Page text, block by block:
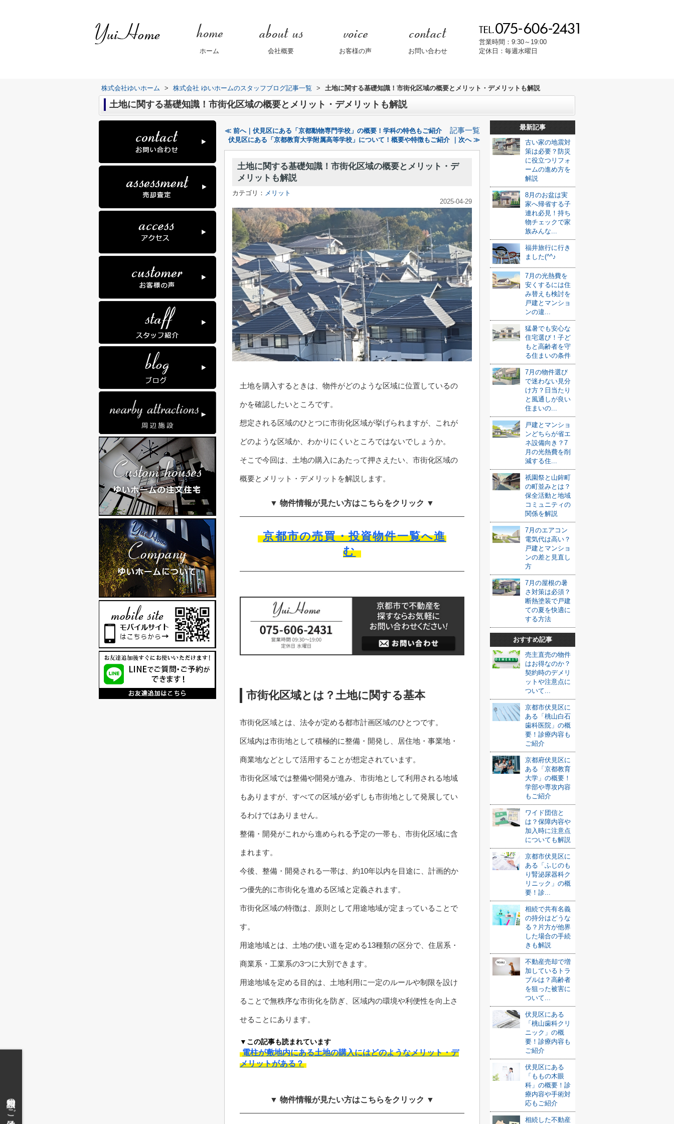
ホーム 会社概要 お客様の声 お問い合わせ
営業時間：9:30～19:00
定休日：毎週水曜日
株式会社ゆいホーム > 株式会社 ゆいホームのスタッフブログ記事一覧 > 土地に関する基礎知識！市街化区域の概要とメリット・デメリットも解説
土地に関する基礎知識！市街化区域の概要とメリット・デメリットも解説
≪ 前へ｜伏見区にある「京都動物専門学校」の概要！学科の特色もご紹介 記事一覧
伏見区にある「京都教育大学附属高等学校」について！概要や特徴もご紹介 ｜次へ ≫
土地に関する基礎知識！市街化区域の概要とメリット・デ
メリットも解説
カテゴリ： メリット
2025-04-29
土地を購入するときは、物件がどのような区域に位置しているの
かを確認したいところです。
想定される区域のひとつに市街化区域が挙げられますが、これが
どのような区域か、わかりにくいところではないでしょうか。
そこで今回は、土地の購入にあたって押さえたい、市街化区域の
概要とメリット・デメリットを解説します。
▼ 物件情報が見たい方はこちらをクリック ▼
京都市の売買・投資物件一覧へ進
む
市街化区域とは？土地に関する基本
市街化区域とは、法令が定める都市計画区域のひとつです。
区域内は市街地として積極的に整備・開発し、居住地・事業地・
商業地などとして活用することが想定されています。
市街化区域では整備や開発が進み、市街地として利用される地域
もありますが、すべての区域が必ずしも市街地として発展してい
るわけではありません。
整備・開発がこれから進められる予定の一帯も、市街化区域に含
まれます。
今後、整備・開発される一帯は、約10年以内を目途に、計画的か
つ優先的に市街化を進める区域と定義されます。
市街化区域の特徴は、原則として用途地域が定まっていることで
す。
用途地域とは、土地の使い道を定める13種類の区分で、住居系・
商業系・工業系の3つに大別できます。
用途地域を定める目的は、土地利用に一定のルールや制限を設け
ることで無秩序な市街化を防ぎ、区域内の環境や利便性を向上さ
せることにあります。
▼この記事も読まれています
電柱が敷地内にある土地の購入にはどのようなメリット・デ
メリットがある？
▼ 物件情報が見たい方はこちらをクリック ▼
最新記事
古い家の地震対
策は必要？防災
に役立つリフォ
ームの進め方を
解説
8月のお盆は実
家へ帰省する子
連れ必見！持ち
物チェックで家
族みんな...
福井旅行に行き
ました(^^♪
7月の光熱費を
安くするには住
み替えも検討を
戸建とマンショ
ンの違...
猛暑でも安心な
住宅選び！子ど
もと高齢者を守
る住まいの条件
7月の物件選び
で迷わない見分
け方？日当たり
と風通しが良い
住まいの...
戸建とマンショ
ンどちらが省エ
ネ設備向き？7
月の光熱費を削
減する住...
祇園祭と山鉾町
の町並みとは？
保全活動と地域
コミュニティの
関係を解説
7月のエアコン
電気代は高い？
戸建とマンショ
ンの差と見直し
方
7月の屋根の暑
さ対策は必須？
断熱塗装で戸建
ての夏を快適に
する方法
おすすめ記事
売主直売の物件
はお得なのか？
契約時のデメリ
ットや注意点に
ついて...
京都市伏見区に
ある「桃山白石
歯科医院」の概
要！診療内容も
ご紹介
京都府伏見区に
ある「京都教育
大学」の概要！
学部や専攻内容
もご紹介
ワイド団信と
は？保障内容や
加入時に注意点
についても解説
京都市伏見区に
ある「ふじのも
り腎泌尿器科ク
リニック」の概
要！診...
相続で共有名義
の持分はどうな
る？片方が他界
した場合の手続
きも解説
不動産売却で増
加しているトラ
ブルは？高齢者
を狙った被害に
ついて...
伏見区にある
「桃山歯科クリ
ニック」の概
要！診療内容も
ご紹介
伏見区にある
「ももの木眼
科」の概要！診
療内容や手術対
応もご紹介
相続した不動産